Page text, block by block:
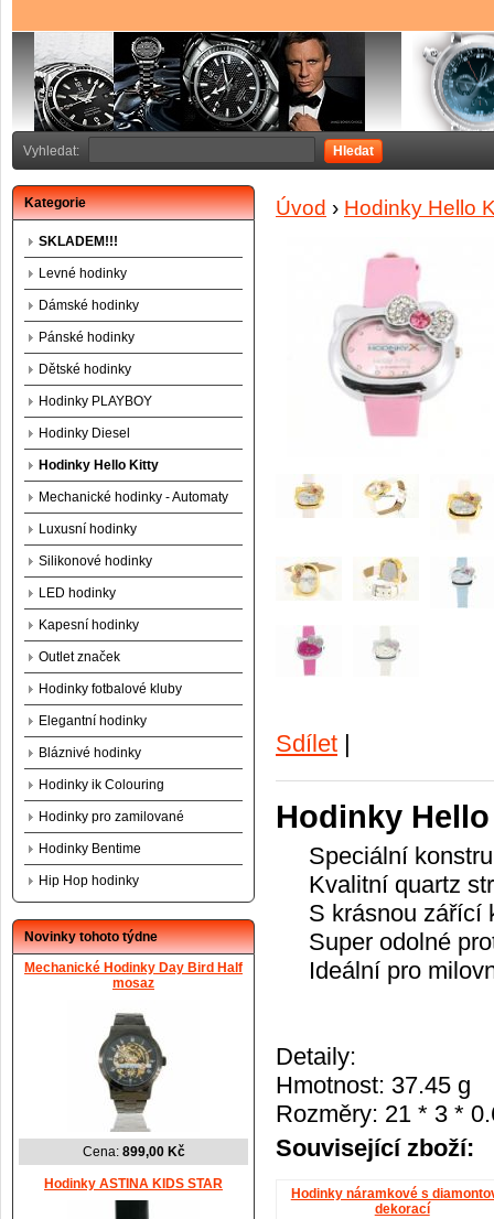
Vyhledat: Hledat
Úvod › Hodinky Hello
Sdílet |
Hodinky
Speciální
Kvalitní quartz
S krásnou zářící
Super odolné
Ideální pro
Detaily:
Hmotnost: 37.45 g
Rozměry: 21 * 3 *
Související zboží:
Hodinky náramkové s
dekorací
Kategorie
SKLADEM!!!
Levné hodinky
Dámské hodinky
Pánské hodinky
Dětské hodinky
Hodinky PLAYBOY
Hodinky Diesel
Hodinky Hello Kitty
Mechanické hodinky - Automaty
Luxusní hodinky
Silikonové hodinky
LED hodinky
Kapesní hodinky
Outlet značek
Hodinky fotbalové kluby
Elegantní hodinky
Bláznivé hodinky
Hodinky ik Colouring
Hodinky pro zamilované
Hodinky Bentime
Hip Hop hodinky
Novinky tohoto týdne
Mechanické Hodinky Day Bird Half
mosaz
Cena: 899,00 Kč
Hodinky ASTINA KIDS STAR